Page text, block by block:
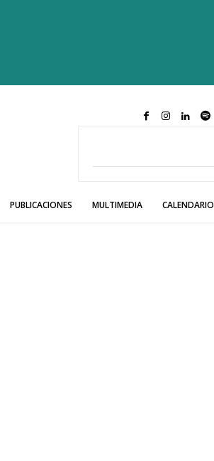
PUBLICACIONES MULTIMEDIA CALENDARIO